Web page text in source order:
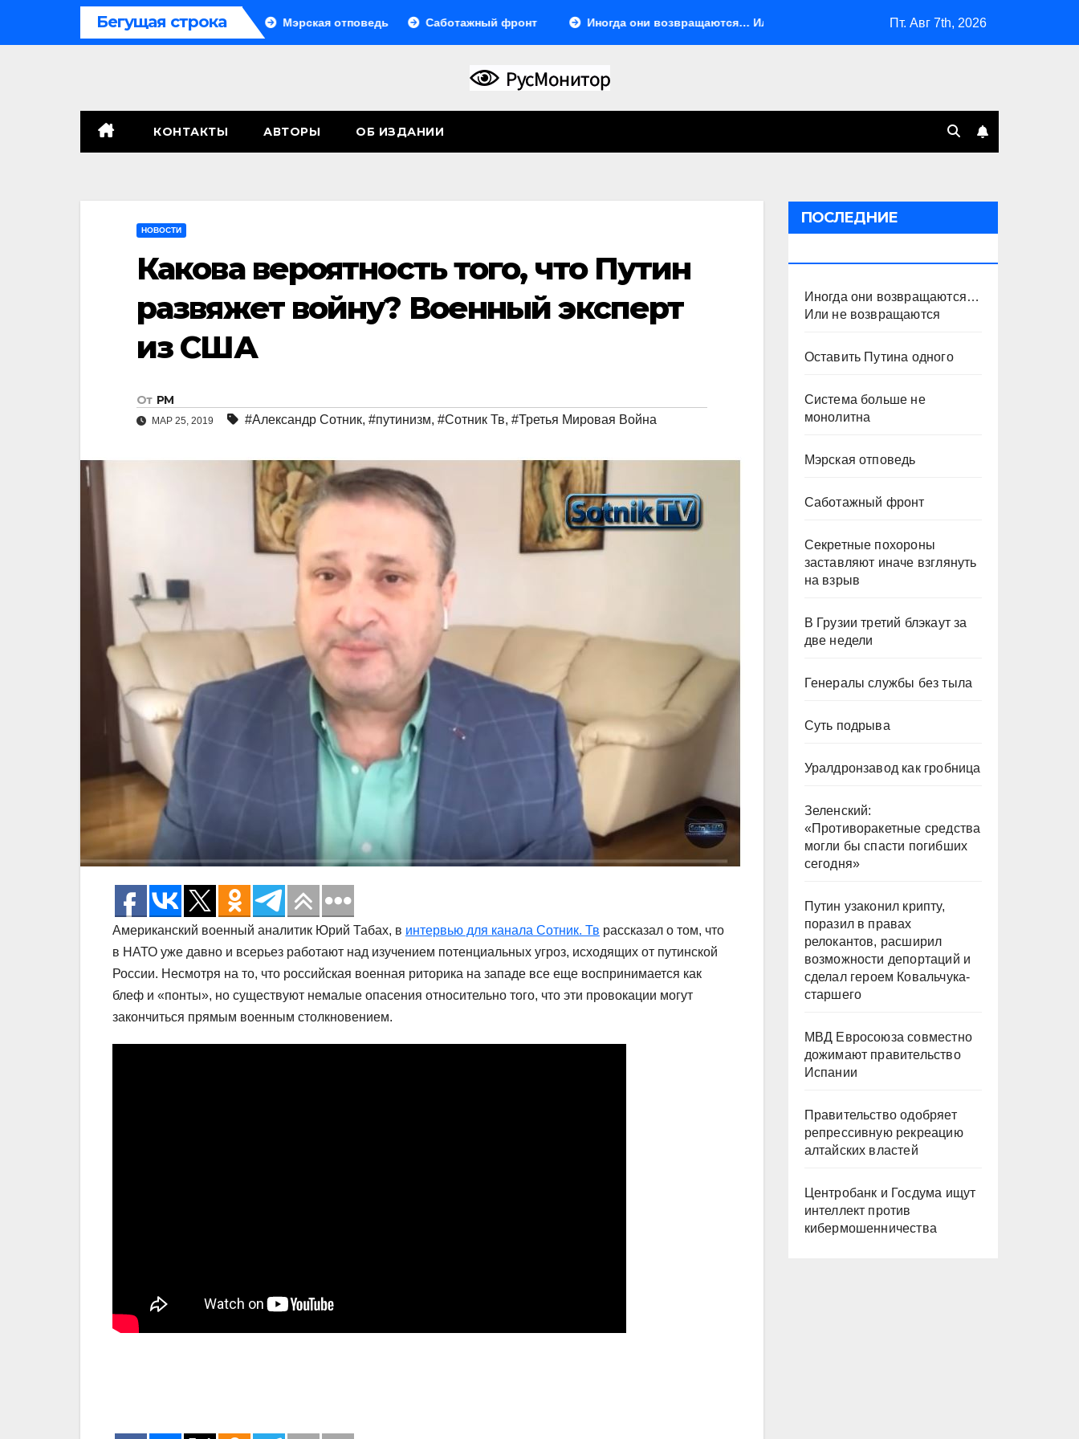
Бегущая строка
Система больше не монолитна Мэрская отповедь Саботажный фронт Иногда они возвращаются… Или не возвращаются Оставить Путина одного
Пт. Авг 7th, 2026
КОНТАКТЫ АВТОРЫ ОБ ИЗДАНИИ
НОВОСТИ
Какова вероятность того, что Путин
развяжет войну? Военный эксперт
из США
От РМ
МАР 25, 2019 #Александр Сотник, #путинизм, #Сотник Тв, #Третья Мировая Война
Американский военный аналитик Юрий Табах, в интервью для канала Сотник. Тв рассказал о том, что
в НАТО уже давно и всерьез работают над изучением потенциальных угроз, исходящих от путинской
России. Несмотря на то, что российская военная риторика на западе все еще воспринимается как
блеф и «понты», но существуют немалые опасения относительно того, что эти провокации могут
закончиться прямым военным столкновением.
ПОСЛЕДНИЕ
Иногда они возвращаются…
Или не возвращаются
Оставить Путина одного
Система больше не
монолитна
Мэрская отповедь
Саботажный фронт
Секретные похороны
заставляют иначе взглянуть
на взрыв
В Грузии третий блэкаут за
две недели
Генералы службы без тыла
Суть подрыва
Уралдронзавод как гробница
Зеленский:
«Противоракетные средства
могли бы спасти погибших
сегодня»
Путин узаконил крипту,
поразил в правах
релокантов, расширил
возможности депортаций и
сделал героем Ковальчука-
старшего
МВД Евросоюза совместно
дожимают правительство
Испании
Правительство одобряет
репрессивную рекреацию
алтайских властей
Центробанк и Госдума ищут
интеллект против
кибермошенничества